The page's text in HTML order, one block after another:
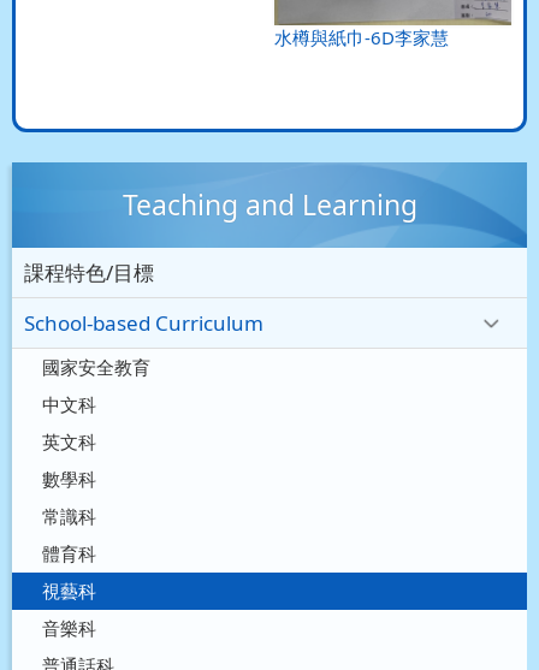
水樽與紙巾-6D李家慧
Teaching and Learning
課程特色/目標
School-based Curriculum
國家安全教育
中文科
英文科
數學科
常識科
體育科
視藝科
音樂科
普通話科